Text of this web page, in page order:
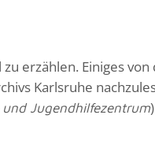
erzählen. Einiges von
Karlsruhe
Jugendhilfezentrum